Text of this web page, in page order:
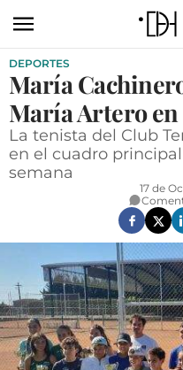
ACTUALIDAD
ECONOMÍA
TECNOLOGÍA
AGROALIMENTACIÓN
CULTURA
SOCIEDAD
OPINIÓN
GALERÍAS
DEPORTES
María
María Artero en
La tenista del Club
en el cuadro
semana
17 de